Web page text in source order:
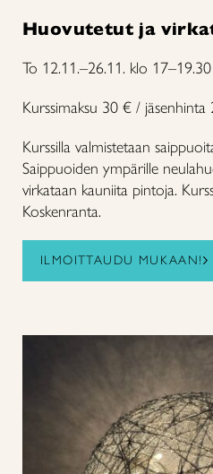
Huovutetut ja
To 12.11.–26.11. klo 17–19.30
Kurssimaksu 30 € /
Kurssilla valmistetaan
Saippuoiden ympärille
virkataan kauniita pintoja.
Koskenranta.
ILMOITTAUDU MUKAAN!